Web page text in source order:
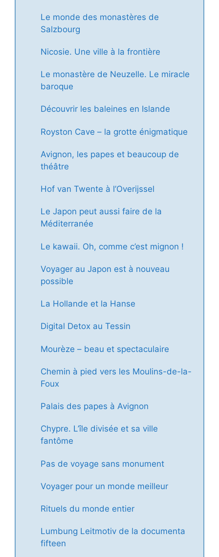
Le monde des monastères de
Salzbourg
Nicosie. Une ville à la frontière
Le monastère de Neuzelle. Le miracle
baroque
Découvrir les baleines en Islande
Royston Cave – la grotte énigmatique
Avignon, les papes et beaucoup de
théâtre
Hof van Twente à l’Overijssel
Le Japon peut aussi faire de la
Méditerranée
Le kawaii. Oh, comme c’est mignon !
Voyager au Japon est à nouveau
possible
La Hollande et la Hanse
Digital Detox au Tessin
Mourèze – beau et spectaculaire
Chemin à pied vers les Moulins-de-la-
Foux
Palais des papes à Avignon
Chypre. L’île divisée et sa ville
fantôme
Pas de voyage sans monument
Voyager pour un monde meilleur
Rituels du monde entier
Lumbung Leitmotiv de la documenta
fifteen